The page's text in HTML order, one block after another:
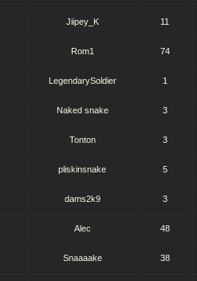
Jiipey_K 11
Rom1 74
LegendarySoldier 1
Naked snake 3
Tonton 3
pliskinsnake 5
dams2k9 3
Alec 48
Snaaaake 38